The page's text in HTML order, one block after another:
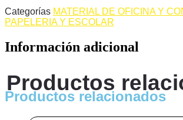
39,95 €.
Categorías MATERIAL DE OFICINA Y
PAPELERIA Y ESCOLAR
Información adicional
Productos
Productos relacionados